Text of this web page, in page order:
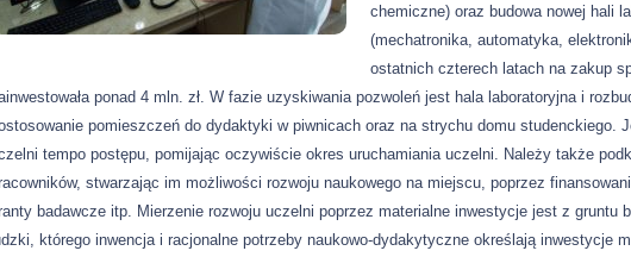
chemiczne) oraz budowa nowej hali
(mechatronika, automatyka,
ostatnich czterech latach na zakup
ponad 4 mln. zł. W fazie uzyskiwania pozwoleń jest hala laboratoryjna i
pomieszczeń do dydaktyki w piwnicach oraz na strychu domu studenckiego.
tempo postępu, pomijając oczywiście okres uruchamiania uczelni. Należy także
stwarzając im możliwości rozwoju naukowego na miejscu, poprzez
badawcze itp. Mierzenie rozwoju uczelni poprzez materialne inwestycje jest z gruntu
którego inwencja i racjonalne potrzeby naukowo-dydakytyczne określają inwestycje